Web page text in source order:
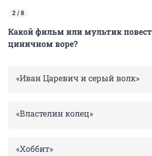
2 / 8
Какой фильм или мультик
циничном воре?
«Иван Царевич и серый волк»
«Властелин колец»
«Хоббит»